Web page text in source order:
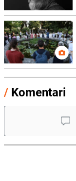
/ Komentari